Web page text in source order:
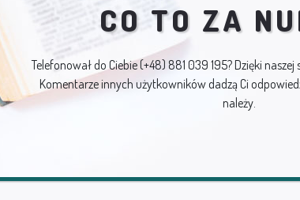
CO TO ZA
Telefonował do Ciebie(+48) 881 039 195? Dzięki
Komentarze innych użytkowników dadzą Ci
należy.